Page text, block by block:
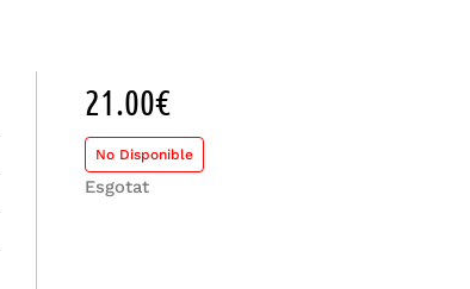
21.00€
No Disponible
Esgotat